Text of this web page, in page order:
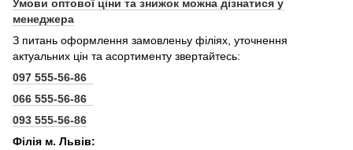
Умови оптової ціни та знижок можна дізнатися у
менеджера
З питань оформлення замовленьу філіях, уточнення
актуальних цін та асортименту звертайтесь:
097 555-56-86
066 555-56-86
093 555-56-86
Філія м. Львів: